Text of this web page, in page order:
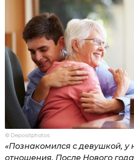
© Depositphotos
«Познакомился с девушкой, у
отношения. После Нового